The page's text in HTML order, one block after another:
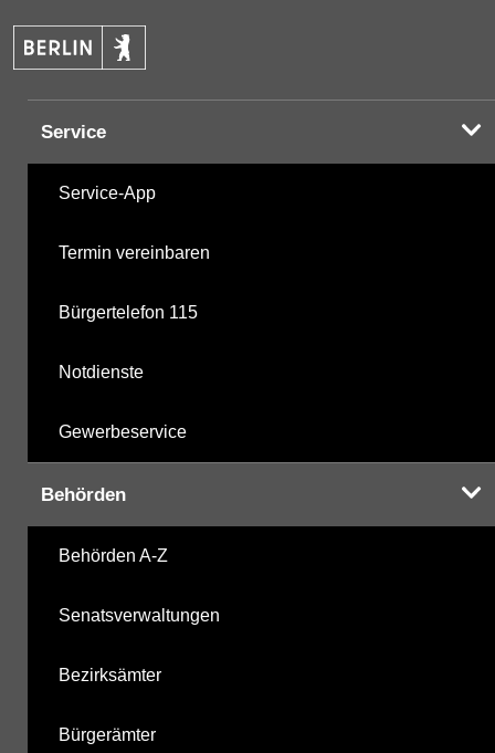
Service
Service-App
Termin vereinbaren
Bürgertelefon 115
Notdienste
Gewerbeservice
Behörden
Behörden A-Z
Senatsverwaltungen
Bezirksämter
Bürgerämter